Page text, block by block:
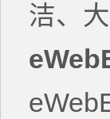
洁、